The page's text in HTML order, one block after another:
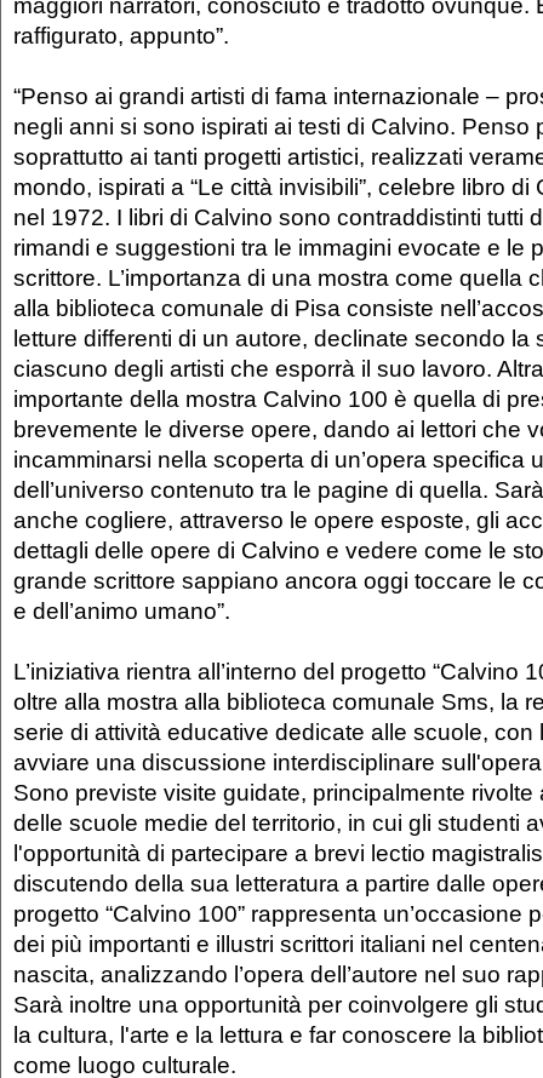
raffigurato, appunto”.
“Penso ai grandi artisti di fama internazionale –
negli anni si sono ispirati ai testi di Calvino. Penso
soprattutto ai tanti progetti artistici, realizzati
mondo, ispirati a “Le città invisibili”, celebre libro
nel 1972. I libri di Calvino sono contraddistinti tutti
rimandi e suggestioni tra le immagini evocate e le
scrittore. L’importanza di una mostra come quella
alla biblioteca comunale di Pisa consiste
letture differenti di un autore, declinate secondo la
ciascuno degli artisti che esporrà il suo lavoro.
importante della mostra Calvino 100 è quella di
brevemente le diverse opere, dando ai lettori che
incamminarsi nella scoperta di un’opera specifica
dell’universo contenuto tra le pagine di quella.
anche cogliere, attraverso le opere esposte, gli
dettagli delle opere di Calvino e vedere come le
grande scrittore sappiano ancora oggi toccare le
e dell’animo umano”.
L’iniziativa rientra all’interno del progetto “Calvino
oltre alla mostra alla biblioteca comunale Sms, la
serie di attività educative dedicate alle scuole, con
avviare una discussione interdisciplinare
Sono previste visite guidate, principalmente rivolte
delle scuole medie del territorio, in cui gli studenti
l'opportunità di partecipare a brevi lectio
discutendo della sua letteratura a partire dalle
progetto “Calvino 100” rappresenta un’occasione
dei più importanti e illustri scrittori italiani nel
nascita, analizzando l’opera dell’autore nel suo
Sarà inoltre una opportunità per coinvolgere gli
la cultura, l'arte e la lettura e far conoscere la
come luogo culturale.